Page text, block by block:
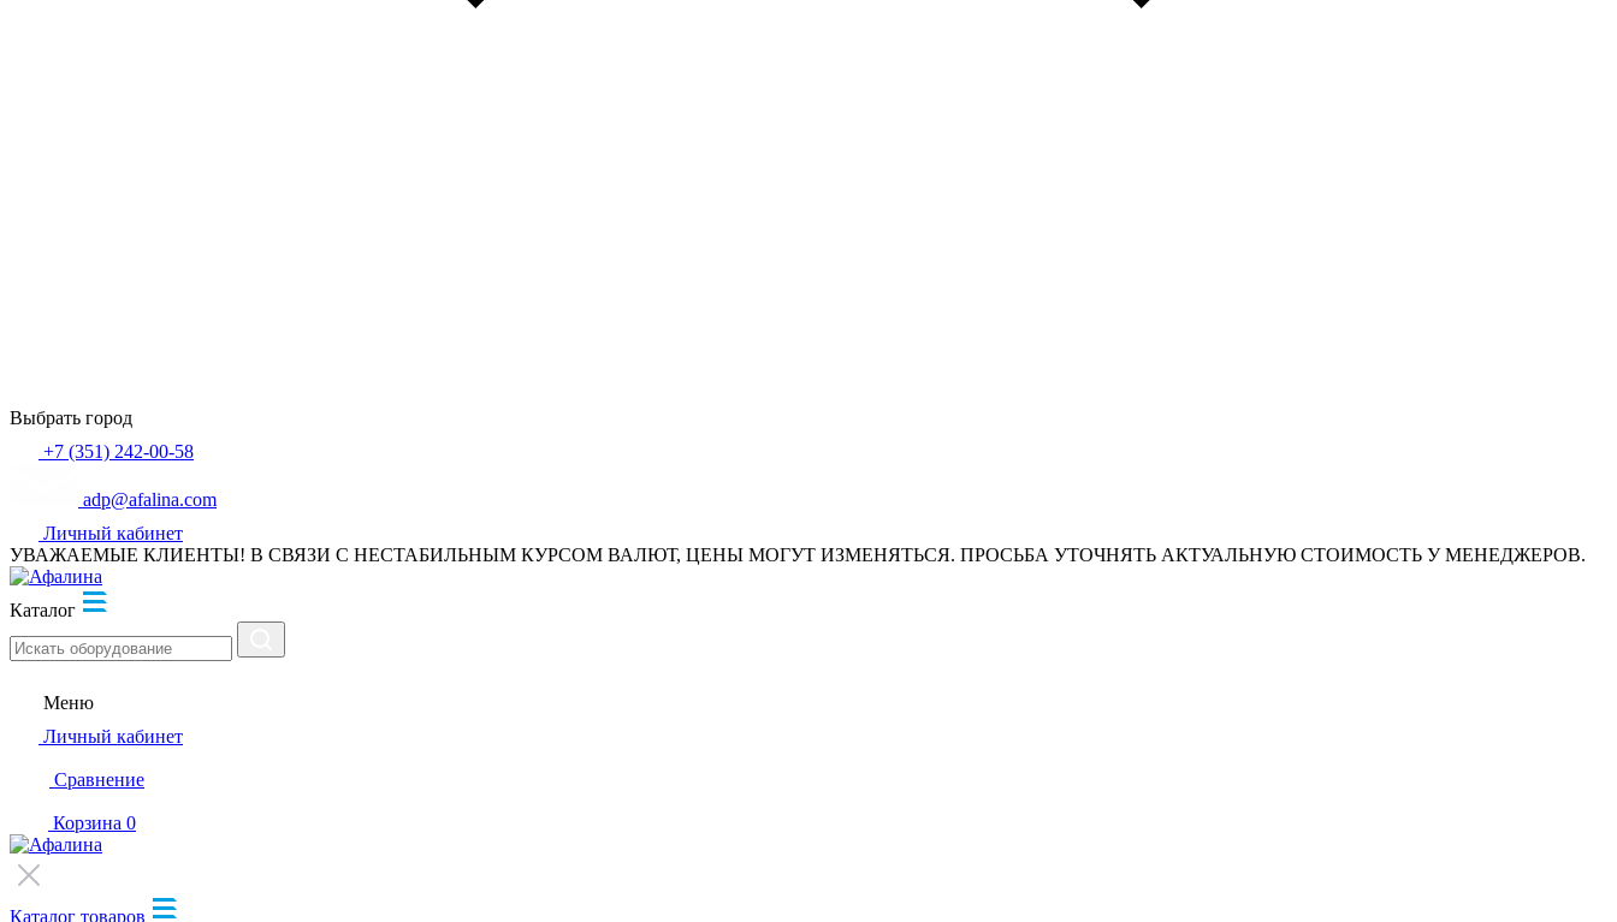
Выбрать город
+7 (351) 242-00-58
adp@afalina.com
Личный кабинет
УВАЖАЕМЫЕ КЛИЕНТЫ! В СВЯЗИ С НЕСТАБИЛЬНЫМ КУРСОМ ВАЛЮТ, ЦЕНЫ МОГУТ ИЗМЕНЯТЬСЯ. ПРОСЬБА УТОЧНЯТЬ АКТУАЛЬНУЮ СТОИМОСТЬ У МЕНЕДЖЕРОВ.
Каталог
Меню
Личный кабинет
Сравнение
Корзина 0
Каталог товаров